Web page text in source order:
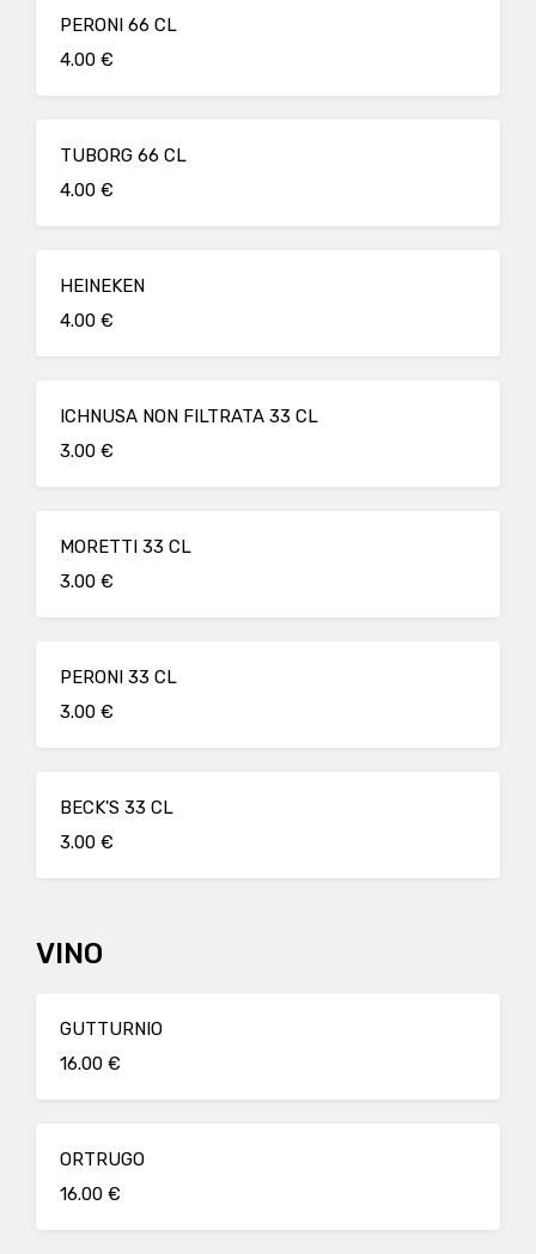
PERONI 66 CL
4.00 €
TUBORG 66 CL
4.00 €
HEINEKEN
4.00 €
ICHNUSA NON FILTRATA 33 CL
3.00 €
MORETTI 33 CL
3.00 €
PERONI 33 CL
3.00 €
BECK'S 33 CL
3.00 €
VINO
GUTTURNIO
16.00 €
ORTRUGO
16.00 €